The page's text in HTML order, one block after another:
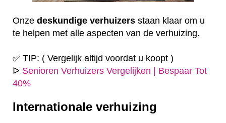
Onze deskundige verhuizers staan klaar om u
te helpen met alle aspecten van de verhuizing.
✅ TIP: ( Vergelijk altijd voordat u koopt )
ᐅ Senioren Verhuizers Vergelijken | Bespaar Tot
40%
Internationale verhuizing